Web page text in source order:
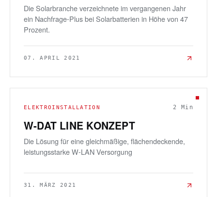
Die Solarbranche verzeichnete im vergangenen Jahr
ein Nachfrage-Plus bei Solarbatterien in Höhe von 47
Prozent.
07. APRIL 2021
ELEKTROINSTALLATION 2 Min
W-DAT LINE KONZEPT
Die Lösung für eine gleichmäßige, flächendeckende,
leistungsstarke W-LAN Versorgung
31. MÄRZ 2021